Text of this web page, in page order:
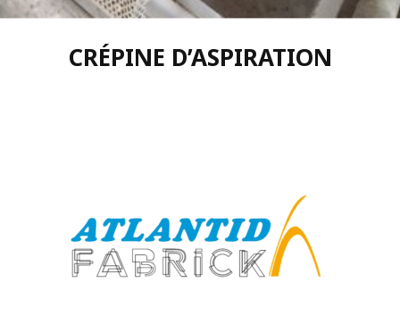
CRÉPINE D’ASPIRATION